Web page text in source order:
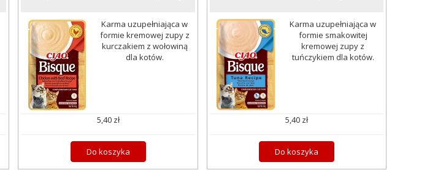
Karma uzupełniająca w
formie kremowej zupy z
kurczakiem z wołowiną
dla kotów.
5,40 zł
Do koszyka
Karma uzupełniająca w
formie smakowitej
kremowej zupy z
tuńczykiem dla kotów.
5,40 zł
Do koszyka